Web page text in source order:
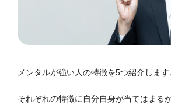
メンタルが強い人の特徴を5つ紹介します
それぞれの特徴に自分自身が当てはまる